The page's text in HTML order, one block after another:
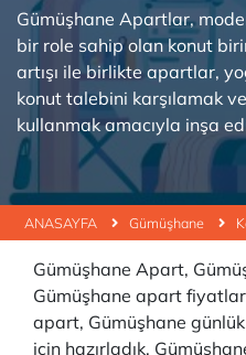
ANASAYFA Gümüşhane
Gümüşhane Apartlar,
bir role sahip olan konut
artışı ile birlikte apartlar,
konut talebini karşılamak
kullanmak amacıyla inşa
Gümüşhane Apart,
Gümüşhane apart
apart, Gümüşhane
için hazırladık.